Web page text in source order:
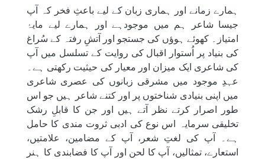
‎ہمارے زمانے اور ہماری زبان کے لیے باعثِ فخر کہ آپ
جیسا شاعر ہم میں موجودہے اور ہمارے لیے مایۂ
‎امتیاز۔ کھوئے ہوؤں کی جستجو اور آتشِ رفتہ کے سُراغ
کی بنیاد پر اُستوار اقبال کی روایت کے تسلسل میں آپ
کی شاعری ایک میزان اور معیار کی حیثیت رکھتی ہے۔
عہدِ موجود میں مشرقی زبانوں کی عصری شاعری
میں ‎اپنی بنیادی شناختوں پر اور کتنے شاعر ہیں جو اس
طور اصرار کرتے نظر آتے ہیں اور جن کا قابلِ رشک
‎تخلیقی سرمایہ اس نوع کی ادبی ثروت مندی کا حامل
ہے۔ آپ کی لغتِ شعر، آپ کے مضامین، علامتیں،
‎استعارے، تمثالیں، آپ کا لحن اور آپ کا فضابندی کا ہنر